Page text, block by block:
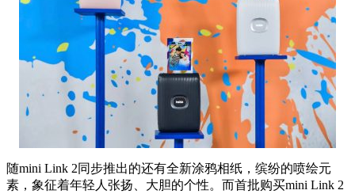
随mini Link 2同步推出的还有全新涂鸦相纸，缤纷的喷绘元
素，象征着年轻人张扬、大胆的个性。而首批购买mini Link 2